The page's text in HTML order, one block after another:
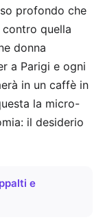
profondo che
quella
donna
a Parigi e ogni
in un caffè in
la micro-
il desiderio
e